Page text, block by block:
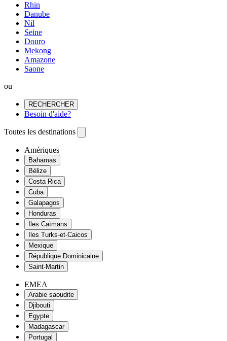
Rhin
Danube
Nil
Seine
Douro
Mekong
Amazone
Saone
ou
RECHERCHER
Besoin d'aide?
Toutes les destinations
Amériques
Bahamas
Bélize
Costa Rica
Cuba
Galapagos
Honduras
Iles Caïmans
Iles Turks-et-Caicos
Mexique
République Dominicaine
Saint-Martin
EMEA
Arabie saoudite
Djibouti
Egypte
Madagascar
Portugal